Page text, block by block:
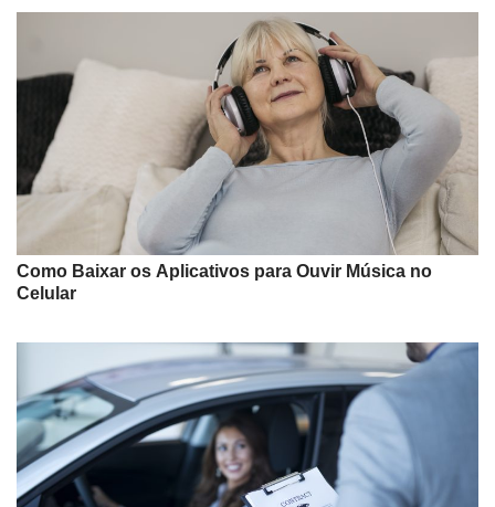
Como Baixar os Aplicativos para Ouvir Música no
Celular